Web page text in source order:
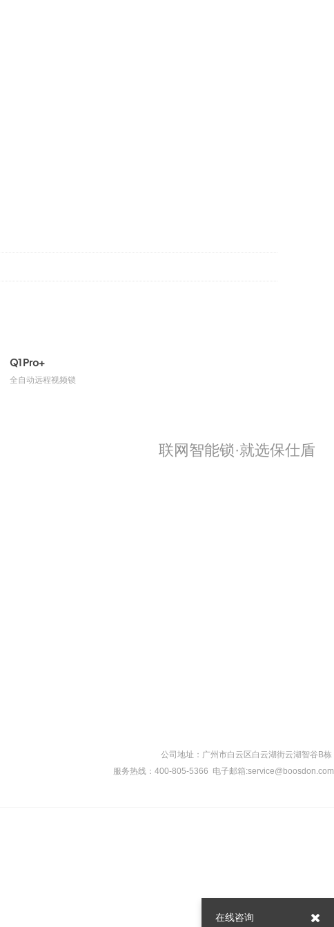
Q1 Pro+
全自动远程视频锁
联网智能锁·就选保仕盾
公司地址：广州市白云区白云湖街云湖智谷B栋​
服务热线：400-805-5366 ​ 电子邮箱:service@boosdon.com
在线咨询